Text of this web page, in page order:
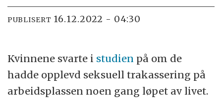
PUBLISERT 16.12.2022 - 04:30
Kvinnene svarte i studien på om de
hadde opplevd seksuell trakassering på
arbeidsplassen noen gang løpet av livet.